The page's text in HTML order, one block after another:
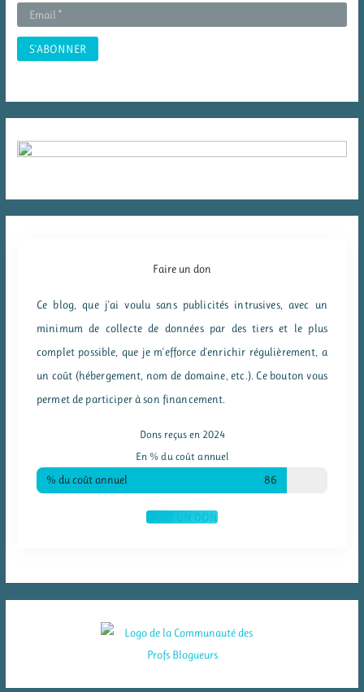
:
Faire un don
Ce blog, que j'ai voulu sans publicités intrusives, avec un
minimum de collecte de données par des tiers et le plus
complet possible, que je m'efforce d'enrichir régulièrement, a
un coût (hébergement, nom de domaine, etc.). Ce bouton vous
permet de participer à son financement.
Dons reçus en 2024
En % du coût annuel
% du coût annuel 86
FAIRE UN DON